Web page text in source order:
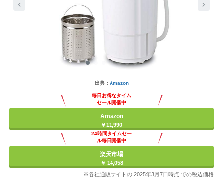
出典： Amazon
毎日お得なタイム
セール開催中
Amazon
￥11,990
24時間タイムセー
ル毎日開催中
楽天市場
￥ 14,058
※各社通販サイトの 2025年3月7日時点 での税込価格